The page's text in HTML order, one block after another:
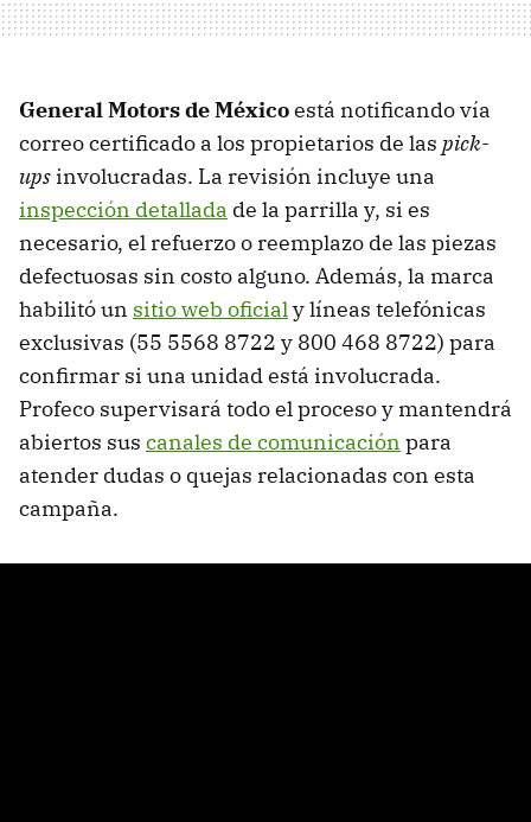
General Motors de Méxicoestá notificando vía
correo certificado a los propietarios de las pick-
ups involucradas. La revisión incluye una
inspección detallada de la parrilla y, si es
necesario, el refuerzo o reemplazo de las piezas
defectuosas sin costo alguno. Además, la marca
habilitó un sitio web oficialy líneas telefónicas
exclusivas (55 5568 8722 y 800 468 8722) para
confirmar si una unidad está involucrada.
Profeco supervisará todo el proceso y mantendrá
abiertos sus canales de comunicación para
atender dudas o quejas relacionadas con esta
campaña.